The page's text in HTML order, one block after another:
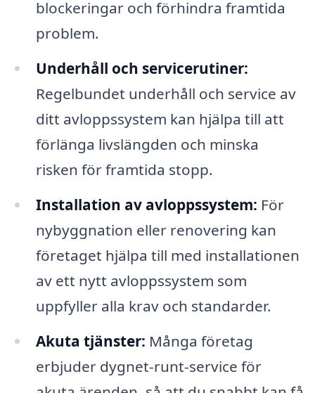
blockeringar och förhindra framtida
problem.
Underhåll och servicerutiner:
Regelbundet underhåll och service av
ditt avloppssystem kan hjälpa till att
förlänga livslängden och minska
risken för framtida stopp.
Installation av avloppssystem: För
nybyggnation eller renovering kan
företaget hjälpa till med installationen
av ett nytt avloppssystem som
uppfyller alla krav och standarder.
Akuta tjänster: Många företag
erbjuder dygnet-runt-service för